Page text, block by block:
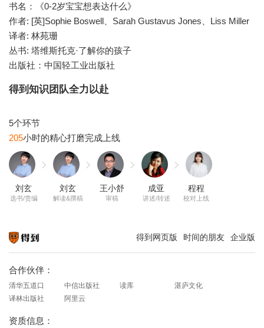
书名：《0-2岁宝宝想表达什么》
作者: [英]Sophie Boswell、Sarah Gustavus Jones、Liss Miller
译者: 林苑珊
丛书: 塔维斯托克·了解你的孩子
出版社：中国轻工业出版社
得到知识团队全力以赴
205
刘玄
选书/责编
刘玄
解读&撰稿
王小舒
审稿
成亚
讲述/转述
程程
校对上线
得到网页版 时间的朋友 企业版
合作伙伴：
清华五道口 中信出版社 读库
湛庐文化
译林出版社
阿里云
资质信息：